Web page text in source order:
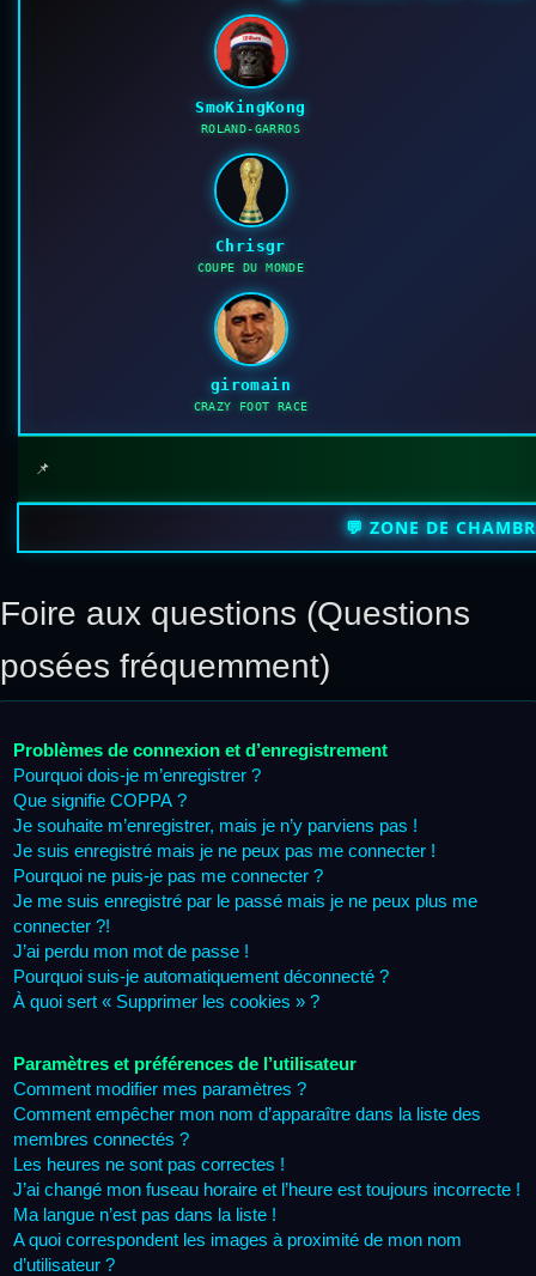
SmoKingKong
ROLAND-GARROS
Chrisgr
COUPE DU MONDE
giromain
CRAZY FOOT RACE
📌
💬 ZONE DE
Foire aux questions (Questions
posées fréquemment)
Problèmes de connexion et d’enregistrement
Pourquoi dois-je m’enregistrer ?
Que signifie COPPA ?
Je souhaite m’enregistrer, mais je n’y parviens pas !
Je suis enregistré mais je ne peux pas me connecter !
Pourquoi ne puis-je pas me connecter ?
Je me suis enregistré par le passé mais je ne peux plus me
connecter ?!
J’ai perdu mon mot de passe !
Pourquoi suis-je automatiquement déconnecté ?
À quoi sert « Supprimer les cookies » ?
Paramètres et préférences de l’utilisateur
Comment modifier mes paramètres ?
Comment empêcher mon nom d’apparaître dans la liste des
membres connectés ?
Les heures ne sont pas correctes !
J’ai changé mon fuseau horaire et l’heure est toujours incorrecte !
Ma langue n’est pas dans la liste !
A quoi correspondent les images à proximité de mon nom
d’utilisateur ?